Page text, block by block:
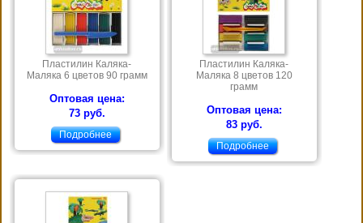
Пластилин Каляка-
Маляка 6 цветов 90 грамм
Оптовая цена:
73 руб.
Подробнее
Пластилин Каляка-
Маляка 8 цветов 120
грамм
Оптовая цена:
83 руб.
Подробнее